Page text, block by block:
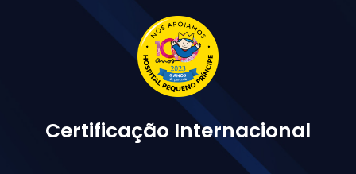
Certificação Internacional